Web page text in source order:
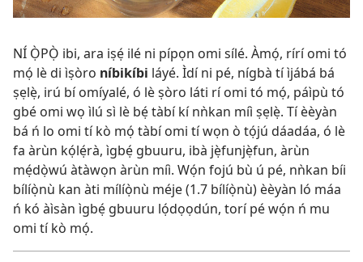
NÍ Ọ̀PỌ̀ ibi, ara iṣẹ́ ilé ni pípọn omi sílé. Àmọ́, rírí omi tó
mọ́ lè di ìṣòro níbikíbi láyé. Ìdí ni pé, nígbà tí ìjábá bá
ṣẹlẹ̀, irú bí omíyalé, ó lè ṣòro láti rí omi tó mọ́, páìpù tó
gbé omi wọ ìlú sì lè bẹ́ tàbí kí nǹkan míì ṣẹlẹ̀. Tí èèyàn
bá ń lo omi tí kò mọ́ tàbí omi tí wọn ò tọ́jú dáadáa, ó lè
fa àrùn kọ́lẹ́rà, ìgbẹ́ gbuuru, ibà jẹ̀funjẹ̀fun, àrùn
mẹ́dọ̀wú àtàwọn àrùn míì. Wọ́n fojú bù ú pé, nǹkan bíi
bílíọ̀nù kan àti mílíọ̀nù méje (1.7 bílíọ̀nù) èèyàn ló máa
ń kó àìsàn ìgbẹ́ gbuuru lọ́dọọdún, torí pé wọ́n ń mu
omi tí kò mọ́.